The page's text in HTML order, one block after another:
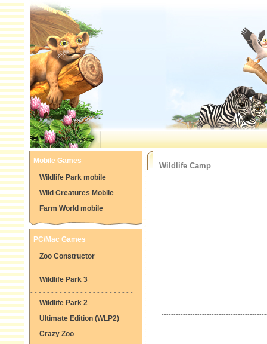
Mobile Games
Wildlife Park mobile
Wild Creatures Mobile
Farm World mobile
PC/Mac Games
Zoo Constructor
- - - - - - - - - - - - - - - - - - - - - - - - -
Wildlife Park 3
- - - - - - - - - - - - - - - - - - - - - - - - -
Wildlife Park 2
Ultimate Edition (WLP2)
Crazy Zoo
Wildlife Camp